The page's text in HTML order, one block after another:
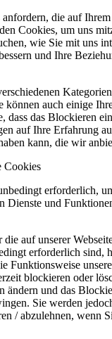
die auf
Cookies, um uns
wie Sie mit uns
und Ihre
können auch einige
dass das Blockieren
auf Ihre Erfahrung
kann, die wir
Cookies
erforderlich,
Dienste und
auf unserer
erforderlich sind,
Funktionsweise
blockieren oder
ändern und das
Sie werden
/ abzulehnen, wenn